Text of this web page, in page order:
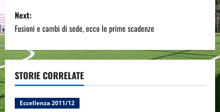
s
t
n
a
v
Next:
Fusioni e cambi di sede, ecco le prime scadenze
STORIE CORRELATE
Eccellenza 2011/12